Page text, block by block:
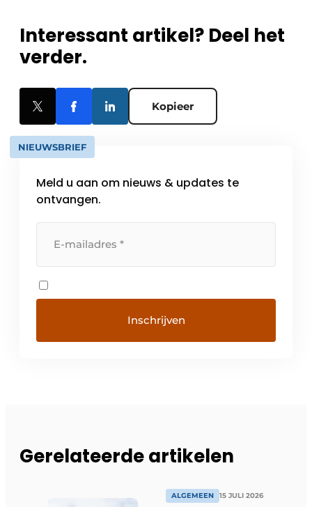
Interessant artikel? Deel het
verder.
Kopieer
NIEUWSBRIEF
Meld u aan om nieuws & updates te
ontvangen.
Gerelateerde artikelen
ALGEMEEN 15 JULI 2026